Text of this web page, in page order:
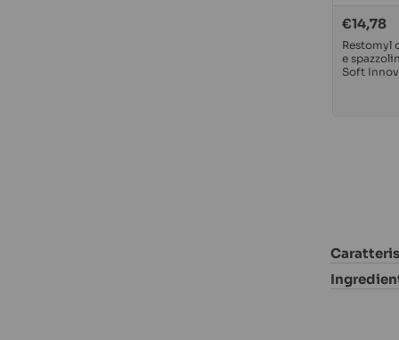
Prezzo
normale
€14,78
Restomyl
e
Soft